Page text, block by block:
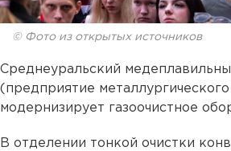
© Фото из открытых источников
Среднеуральский
(предприятие
модернизирует газоочистное
В отделении тонкой очистки